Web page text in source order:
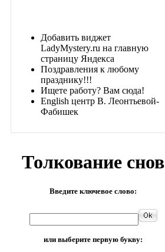
Добавить виджет
LadyMystery.ru на главную
страницу Яндекса
Поздравления к любому
празднику!!!
Ищете работу? Вам сюда!
English центр В. Леонтьевой-
Фабишек
Толкование снов
Введите ключевое слово:
или выберите первую букву: